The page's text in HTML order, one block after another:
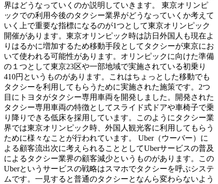
界はどうなっていくのか説明していきます。 東京オリンピ
ックでの利用今後のタクシー業界がどうなっていくか考えて
いく上で重要な指標になるのが1つとして東京オリンピック
開催があります。東京オリンピック時は訪日外国人も現在よ
りはるかに増加するため移動手段としてタクシーが東京にお
いて使われる可能性があります。オリンピックに向けた準備
の１つとして東京23区や一部地域で実施されている初乗り
410円というものがあります。これはちょっとした移動でも
タクシーを利用してもらうために実施された施策です。2つ
目にトヨタがタクシー専用車両を開発しました。開発された
タクシー専用車両の特徴としてスライド式ドアや車椅子で乗
り降りできる低床を採用しています。このようにタクシー業
界では東京オリンピック時、外国人観光客に利用してもらう
ために様々なことが行われています。 Uber（ウーバー）に
よる顧客流出次に考えられることとしてUberサービスの普及
によるタクシー業界の顧客減少というものがあります。この
Uberというサービスの戦略はスマホでタクシーを呼ぶシステ
ムです。一見すると普通のタクシーとなんら変わらないよう